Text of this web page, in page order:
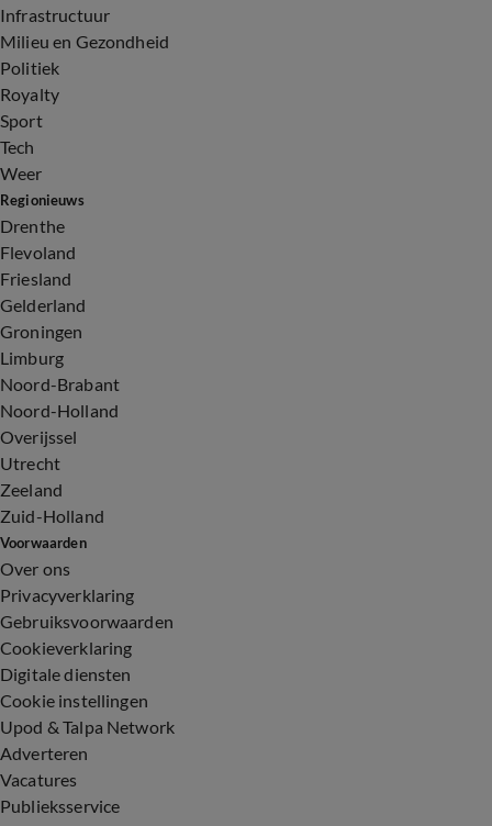
Infrastructuur
Milieu en Gezondheid
Politiek
Royalty
Sport
Tech
Weer
Regionieuws
Drenthe
Flevoland
Friesland
Gelderland
Groningen
Limburg
Noord-Brabant
Noord-Holland
Overijssel
Utrecht
Zeeland
Zuid-Holland
Voorwaarden
Over ons
Privacyverklaring
Gebruiksvoorwaarden
Cookieverklaring
Digitale diensten
Cookie instellingen
Upod & Talpa Network
Adverteren
Vacatures
Publieksservice